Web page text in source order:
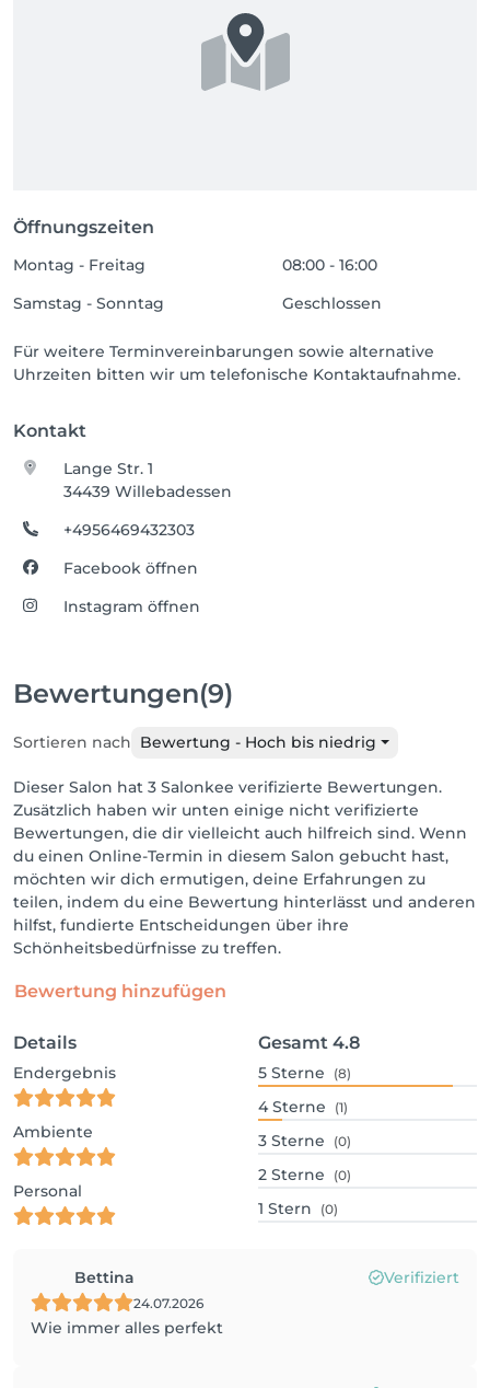
Öffnungszeiten
Montag - Freitag
08:00 - 16:00
Samstag - Sonntag
Geschlossen
Für weitere Terminvereinbarungen sowie alternative
Uhrzeiten bitten wir um telefonische Kontaktaufnahme.
Kontakt
Lange Str. 1
34439 Willebadessen
+4956469432303
Facebook öffnen
Instagram öffnen
Bewertungen(9)
Sortieren nach Bewertung - Hoch bis niedrig
Dieser Salon hat 3 Salonkee verifizierte Bewertungen.
Zusätzlich haben wir unten einige nicht verifizierte
Bewertungen, die dir vielleicht auch hilfreich sind. Wenn
du einen Online-Termin in diesem Salon gebucht hast,
möchten wir dich ermutigen, deine Erfahrungen zu
teilen, indem du eine Bewertung hinterlässt und anderen
hilfst, fundierte Entscheidungen über ihre
Schönheitsbedürfnisse zu treffen.
Bewertung hinzufügen
Details
Endergebnis
Ambiente
Personal
Gesamt 4.8
5 Sterne (8)
4 Sterne (1)
3 Sterne (0)
2 Sterne (0)
1 Stern (0)
Bettina Verifiziert
24.07.2026
Wie immer alles perfekt